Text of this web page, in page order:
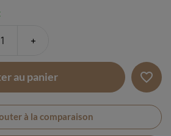
+
au panier favorite_border
à la comparaison